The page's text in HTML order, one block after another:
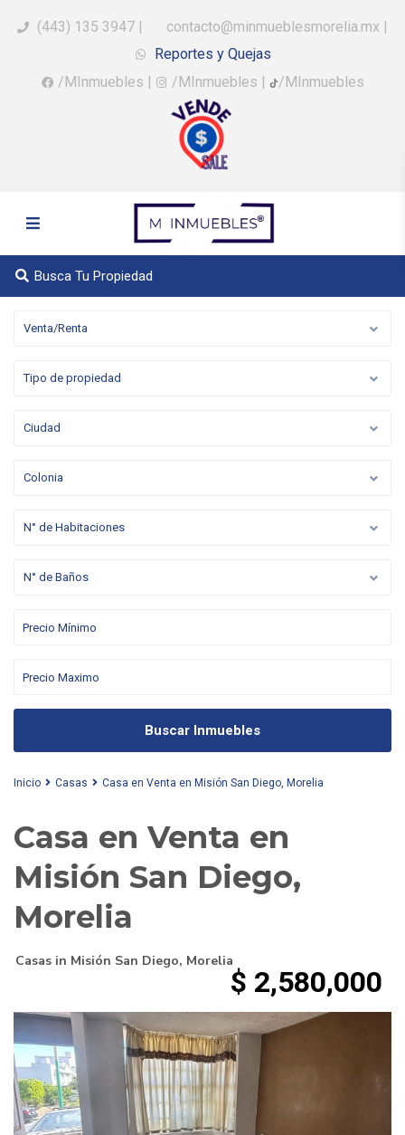
(443) 135 3947 | contacto@minmueblesmorelia.mx |
Reportes y Quejas
/MInmuebles | /MInmuebles | /MInmuebles
Busca Tu Propiedad
Venta/Renta
Tipo de propiedad
Ciudad
Colonia
N° de Habitaciones
N° de Baños
Buscar Inmuebles
Inicio Casas Casa en Venta en Misión San Diego, Morelia
Casa en Venta en
Misión San Diego,
Morelia
Casas in Misión San Diego, Morelia
$ 2,580,000